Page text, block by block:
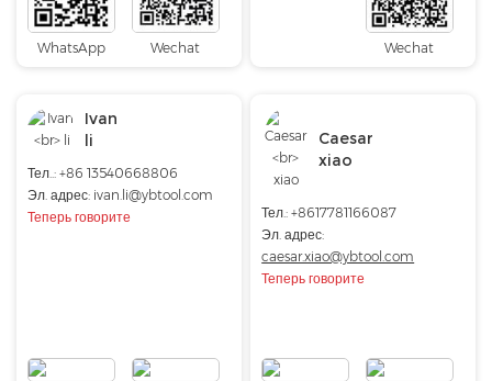
WhatsApp Wechat Wechat
Ivan
li
Тел..: +86 13540668806
Эл. адрес: ivan.li@ybtool.com
Теперь говорите
Caesar
xiao
Тел.: +8617781166087
Эл. адрес:
caesar.xiao@ybtool.com
Теперь говорите